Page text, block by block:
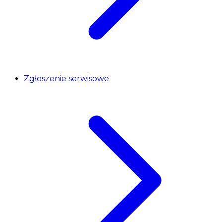
Zgłoszenie serwisowe